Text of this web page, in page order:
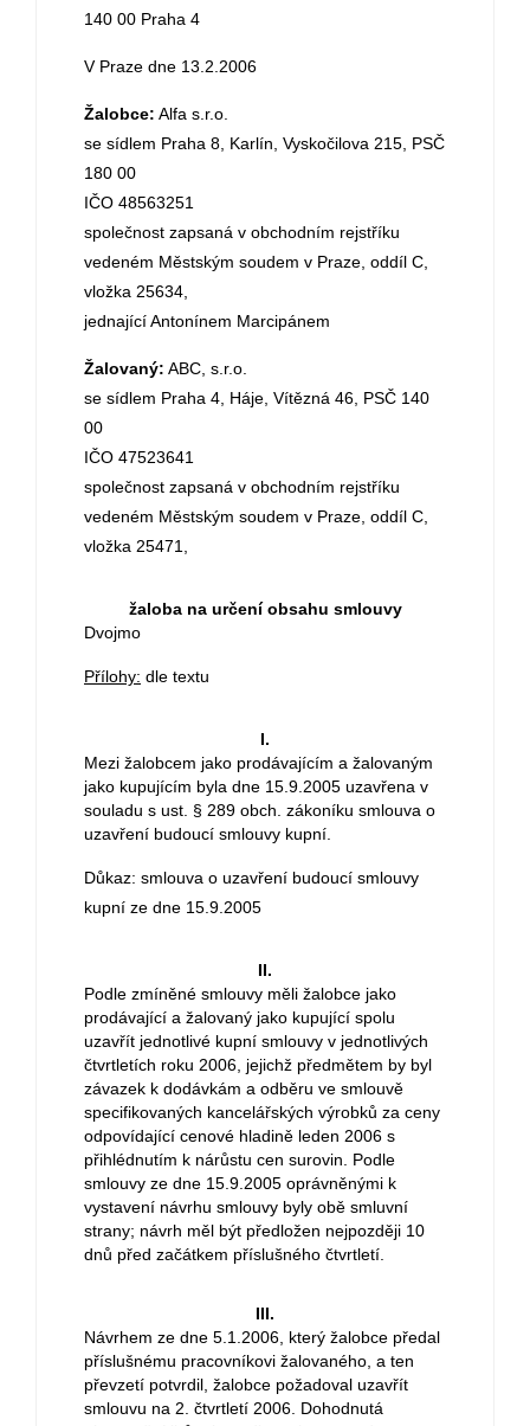
140 00 Praha 4
V Praze dne 13.2.2006
Žalobce: Alfa s.r.o.
se sídlem Praha 8, Karlín, Vyskočilova 215, PSČ
180 00
IČO 48563251
společnost zapsaná v obchodním rejstříku
vedeném Městským soudem v Praze, oddíl C,
vložka 25634,
jednající Antonínem Marcipánem
Žalovaný: ABC, s.r.o.
se sídlem Praha 4, Háje, Vítězná 46, PSČ 140
00
IČO 47523641
společnost zapsaná v obchodním rejstříku
vedeném Městským soudem v Praze, oddíl C,
vložka 25471,
žaloba na určení obsahu smlouvy
Dvojmo
Přílohy: dle textu
I.
Mezi žalobcem jako prodávajícím a žalovaným
jako kupujícím byla dne 15.9.2005 uzavřena v
souladu s ust. § 289 obch. zákoníku smlouva o
uzavření budoucí smlouvy kupní.
Důkaz: smlouva o uzavření budoucí smlouvy
kupní ze dne 15.9.2005
II.
Podle zmíněné smlouvy měli žalobce jako
prodávající a žalovaný jako kupující spolu
uzavřít jednotlivé kupní smlouvy v jednotlivých
čtvrtletích roku 2006, jejichž předmětem by byl
závazek k dodávkám a odběru ve smlouvě
specifikovaných kancelářských výrobků za ceny
odpovídající cenové hladině leden 2006 s
přihlédnutím k nárůstu cen surovin. Podle
smlouvy ze dne 15.9.2005 oprávněnými k
vystavení návrhu smlouvy byly obě smluvní
strany; návrh měl být předložen nejpozději 10
dnů před začátkem příslušného čtvrtletí.
III.
Návrhem ze dne 5.1.2006, který žalobce předal
příslušnému pracovníkovi žalovaného, a ten
převzetí potvrdil, žalobce požadoval uzavřít
smlouvu na 2. čtvrtletí 2006. Dohodnutá